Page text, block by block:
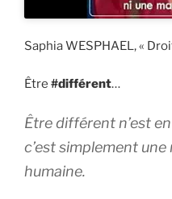
Saphia WESPHAEL, «
Être #différent…
Être différent n’est
c’est simplement
humaine.